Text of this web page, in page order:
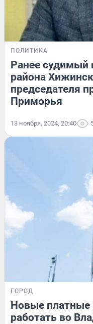
ПОЛИТИКА
Ранее судимый
района
председателя
Приморья
13 ноября, 2024, 20:40
ГОРОД
Новые платные
работать во